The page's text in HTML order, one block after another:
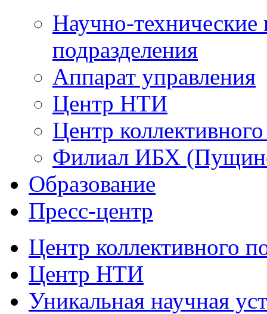
Научно-технические
подразделения
Аппарат управления
Центр НТИ
Центр
Филиал ИБХ
Образование
Пресс-центр
Центр коллективного
Центр НТИ
Уникальная научная